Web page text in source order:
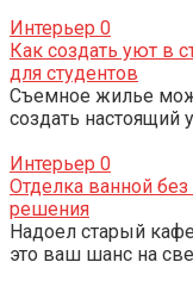
Интерьер 0
Как создать уют в
для студентов
Съемное жилье
создать
Интерьер 0
Отделка ванной
решения
Надоел старый
это ваш шанс на